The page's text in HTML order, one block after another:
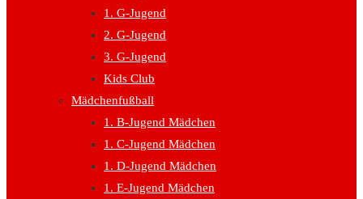
1. G-Jugend
2. G-Jugend
3. G-Jugend
Kids Club
Mädchenfußball
1. B-Jugend Mädchen
1. C-Jugend Mädchen
1. D-Jugend Mädchen
1. E-Jugend Mädchen